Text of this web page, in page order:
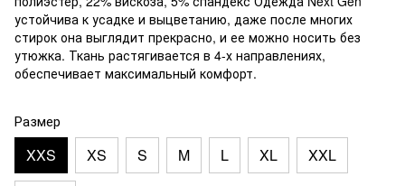
устойчива к усадке и выцветанию, даже после многих
стирок она выглядит прекрасно, и ее можно носить без
утюжка. Ткань растягивается в 4-х направлениях,
обеспечивает максимальный комфорт.
Размер
XXS XS S M L XL XXL